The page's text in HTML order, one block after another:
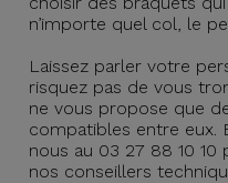
n’importe quel col, le
Laissez parler votre
risquez pas de vous
ne vous propose que
compatibles entre eux.
nous au 03 27 88 10
nos conseillers